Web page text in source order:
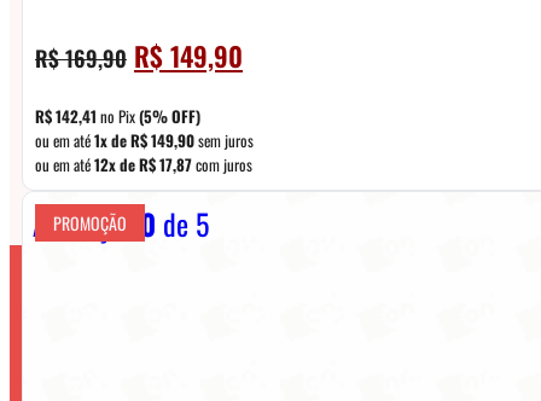
R$169,90 O
preço
original
era:
R$ 169,90.
R$149,90
preço
é:
R$ 149,90.
R$142,41 no Pix(5% OFF)
ou em até1x deR$149,90sem juros
ou em até12x deR$17,87com juros
Avaliação 0 de 5
PROMOÇÃO